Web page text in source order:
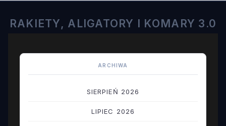
RAKIETY, ALIGATORY I KOMARY 3.0
ARCHIWA
SIERPIEŃ 2026
LIPIEC 2026